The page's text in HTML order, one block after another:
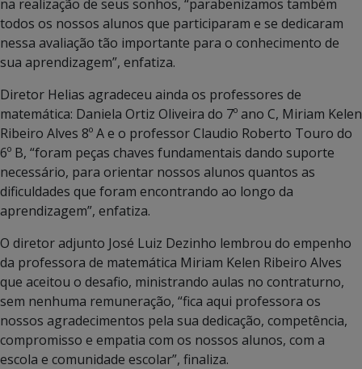
na realização de seus sonhos, “parabenizamos também
todos os nossos alunos que participaram e se dedicaram
nessa avaliação tão importante para o conhecimento de
sua aprendizagem”, enfatiza.
Diretor Helias agradeceu ainda os professores de
matemática: Daniela Ortiz Oliveira do 7º ano C, Miriam Kelen
Ribeiro Alves 8º A e o professor Claudio Roberto Touro do
6º B, “foram peças chaves fundamentais dando suporte
necessário, para orientar nossos alunos quantos as
dificuldades que foram encontrando ao longo da
aprendizagem”, enfatiza.
O diretor adjunto José Luiz Dezinho lembrou do empenho
da professora de matemática Miriam Kelen Ribeiro Alves
que aceitou o desafio, ministrando aulas no contraturno,
sem nenhuma remuneração, “fica aqui professora os
nossos agradecimentos pela sua dedicação, competência,
compromisso e empatia com os nossos alunos, com a
escola e comunidade escolar”, finaliza.